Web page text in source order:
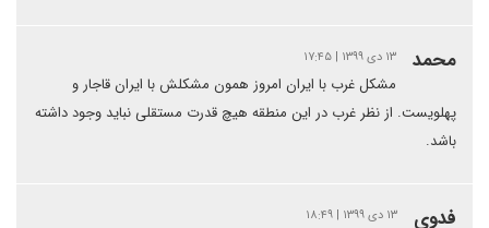
محمد ۱۳ دی ۱۳۹۹ | ۱۷:۴۵
مشکل غرب با ایران امروز همون مشکلش با ایران قاجار و
پهلویست. از نظر غرب در این منطقه هیچ قدرت مستقلی نباید وجود داشته
باشد.
فدوی ۱۳ دی ۱۳۹۹ | ۱۸:۴۹